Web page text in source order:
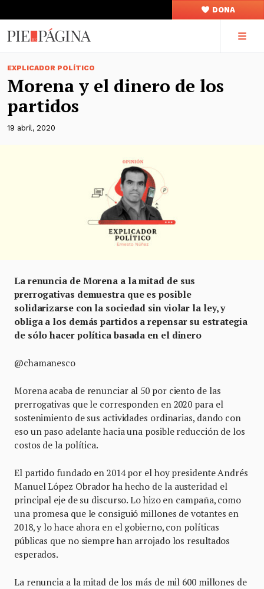
DONA
EXPLICADOR POLÍTICO
Morena y el dinero de los
partidos
19 abril, 2020
La renuncia de Morena a la mitad de sus
prerrogativas demuestra que es posible
solidarizarse con la sociedad sin violar la ley, y
obliga a los demás partidos a repensar su estrategia
de sólo hacer política basada en el dinero
@chamanesco
Morena acaba de renunciar al 50 por ciento de las
prerrogativas que le corresponden en 2020 para el
sostenimiento de sus actividades ordinarias, dando con
eso un paso adelante hacia una posible reducción de los
costos de la política.
El partido fundado en 2014 por el hoy presidente Andrés
Manuel López Obrador ha hecho de la austeridad el
principal eje de su discurso. Lo hizo en campaña, como
una promesa que le consiguió millones de votantes en
2018, y lo hace ahora en el gobierno, con políticas
públicas que no siempre han arrojado los resultados
esperados.
La renuncia a la mitad de los más de mil 600 millones de